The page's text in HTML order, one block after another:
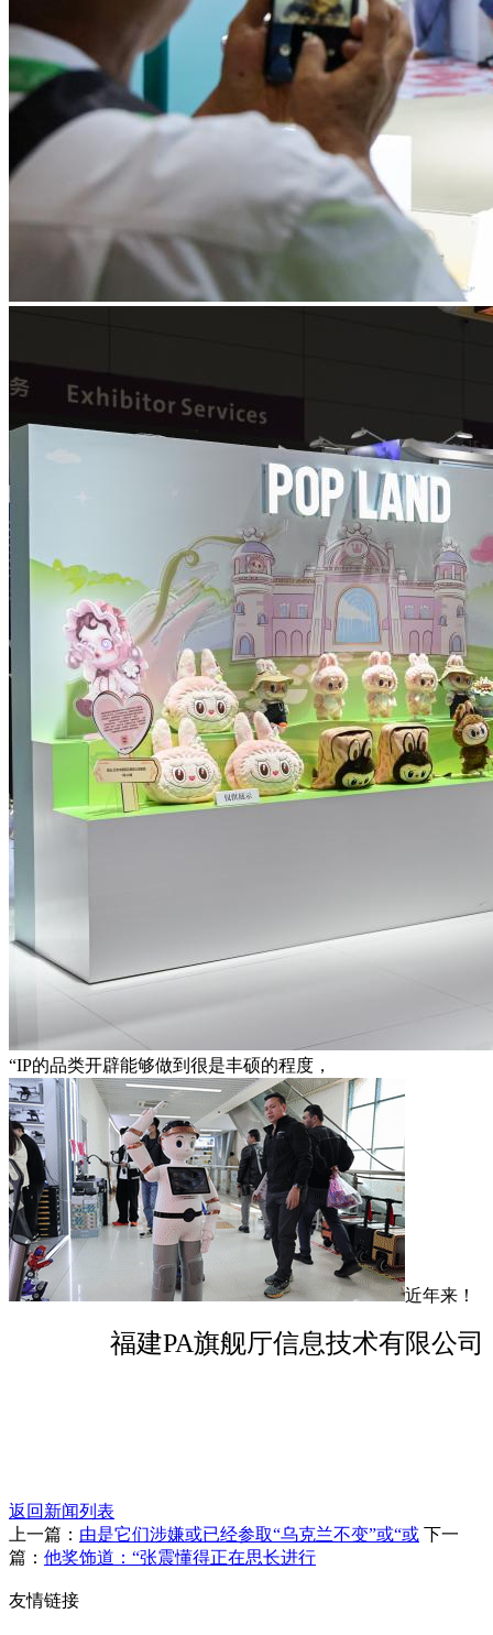
“IP的品类开辟能够做到很是丰硕的程度，
近年来！
福建PA旗舰厅信息技术有限公司
返回新闻列表
上一篇： 由是它们涉嫌或已经参取“乌克兰不变”或“或 下一
篇： 他奖饰道：“张震懂得正在思长进行
友情链接